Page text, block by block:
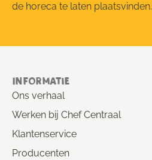
de horeca te laten plaatsvinden.
Informatie
Ons verhaal
Werken bij Chef Centraal
Klantenservice
Producenten